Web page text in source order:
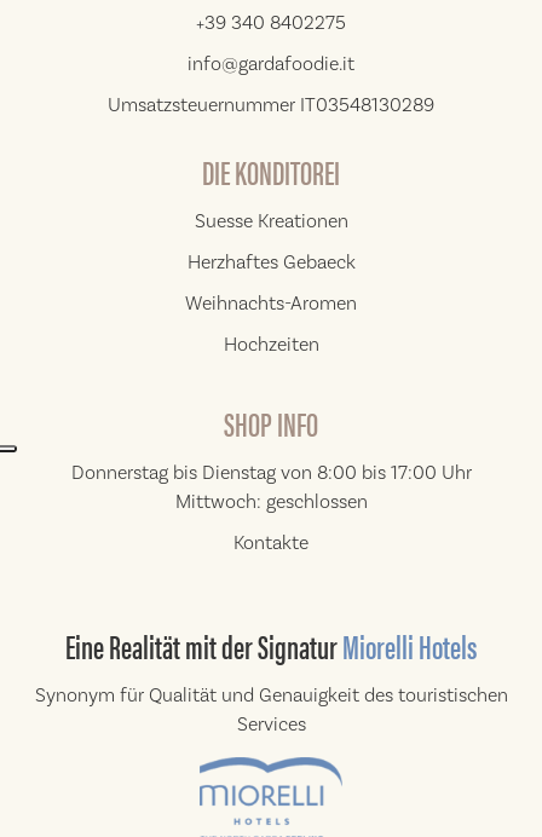
+39 340 8402275
info@gardafoodie.it
Umsatzsteuernummer IT03548130289
DIE KONDITOREI
Suesse Kreationen
Herzhaftes Gebaeck
Weihnachts-Aromen
Hochzeiten
SHOP INFO
Donnerstag bis Dienstag von 8:00 bis 17:00 Uhr
Mittwoch: geschlossen
Kontakte
Eine Realitätmit der SignaturMiorelli Hotels
Synonym für Qualität und Genauigkeit des touristischen
Services